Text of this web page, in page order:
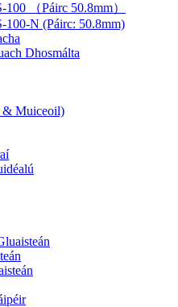
100 （Páirc 50.8mm）
100-N (Páirc: 50.8mm)
Dhosmálta
& Muiceoil)